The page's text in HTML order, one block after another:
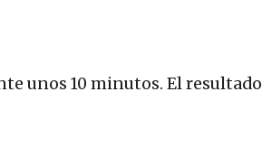
unos 10 minutos. El resultado